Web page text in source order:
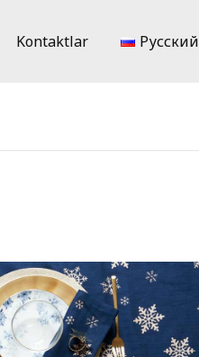
Kontaktlar Русский